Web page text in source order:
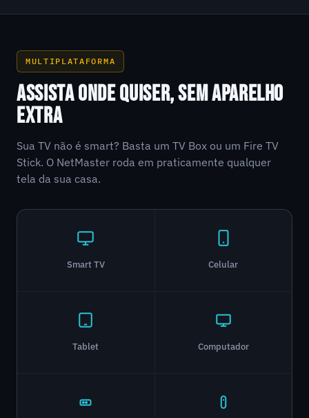
MULTIPLATAFORMA
ASSISTA ONDE QUISER, SEM APARELHO
EXTRA
Sua TV não é smart? Basta um TV Box ou um Fire TV
Stick. O NetMaster roda em praticamente qualquer
tela da sua casa.
Smart TV Celular
Tablet Computador